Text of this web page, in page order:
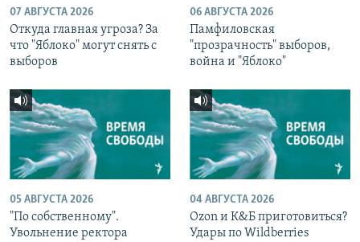
07 АВГУСТА 2026
Откуда главная угроза? За
что "Яблоко" могут снять с
выборов
06 АВГУСТА 2026
Памфиловская
"прозрачность" выборов,
война и "Яблоко"
05 АВГУСТА 2026
"По собственному".
Увольнение ректора
04 АВГУСТА 2026
Ozon и К&Б приготовиться?
Удары по Wildberries